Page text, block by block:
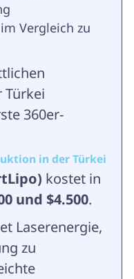
Vergleich zu
Türkei
360er-
in der Türkei
kostet in
und $4.500.
Laserenergie,
zu